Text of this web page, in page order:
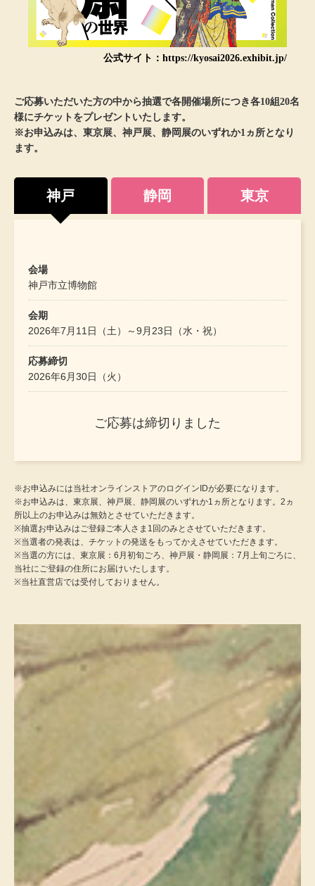
すべて見る
アクセサリー
Miss Kyouko／ミスキョウコ
トートバッグ
ハンドバッグ
ブリーフケース
ボディバッグ
レースアップ
スニーカー
その他
財布／小物
財布／コイン
革小物
公式サイト：https://kyosai2026.exhibit.jp/
ご応募いただいた方の中から抽選で各開催場所につき各10組20名
様にチケットをプレゼントいたします。
※お申込みは、東京展、神戸展、静岡展のいずれか1ヵ所となり
ます。
神戸
会場
神戸市立博物館
会期
2026年7月11日（土）～9月23日（水・祝）
応募締切
2026年6月30日（火）
ご応募は締切りました
静岡
静岡県立美術館
会期
2026年10月10日（土）～12月6日（日）
応募締切
2026年6月30日（火）
東京
サントリー美術館
会期
2026年4月22日（水）～6月21日（日）
応募締切
2026年5月20日（水）
※お申込みには当社オンラインストアのログインIDが必要になります。
※お申込みは、東京展、神戸展、静岡展のいずれか1ヵ所となります。2ヵ
所以上のお申込みは無効とさせていただきます。
※抽選お申込みはご登録ご本人さま1回のみとさせていただきます。
※当選者の発表は、チケットの発送をもってかえさせていただきます。
※当選の方には、東京展：6月初旬ごろ、神戸展・静岡展：7月上旬ごろに、
当社にご登録の住所にお届けいたします。
※当社直営店では受付しておりません。